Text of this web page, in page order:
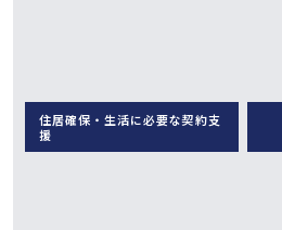
住居確保・生活に必要な契約支
援